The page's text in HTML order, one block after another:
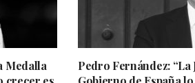
Medalla
Pedro Fernández: “La